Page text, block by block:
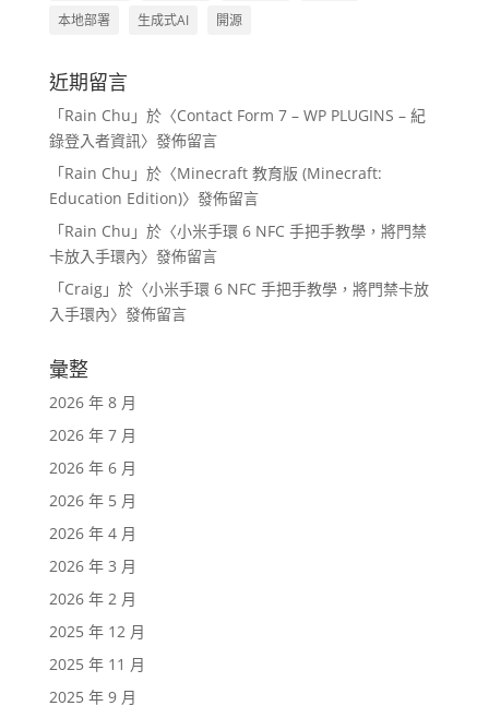
本地部署
生成式AI 開源
近期留言
「Rain Chu 」於〈Contact Form 7 – WP PLUGINS – 紀
錄登入者資訊〉發佈留言
「Rain Chu 」於〈Minecraft 教育版 (Minecraft:
Education Edition)〉發佈留言
「Rain Chu 」於〈小米手環 6 NFC 手把手教學，將門禁
卡放入手環內〉發佈留言
「Craig」於〈小米手環 6 NFC 手把手教學，將門禁卡放
入手環內〉發佈留言
彙整
2026 年 8 月
2026 年 7 月
2026 年 6 月
2026 年 5 月
2026 年 4 月
2026 年 3 月
2026 年 2 月
2025 年 12 月
2025 年 11 月
2025 年 9 月